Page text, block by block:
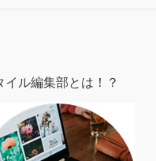
イル編集部とは！？